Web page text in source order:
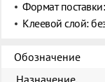
Формат
Клеевой слой:
Обозначение
Назначение,